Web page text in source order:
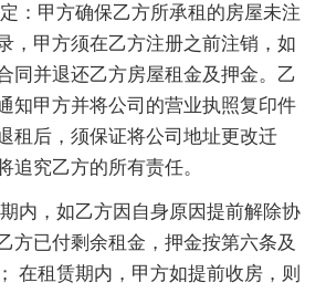
：甲方确保乙方所承租的房屋未注
，甲方须在乙方注册之前注销，如
同并退还乙方房屋租金及押金。乙
知甲方并将公司的营业执照复印件
租后，须保证将公司地址更改迁
追究乙方的所有责任。
内，如乙方因自身原因提前解除协
方已付剩余租金，押金按第六条及
在租赁期内，甲方如提前收房，则